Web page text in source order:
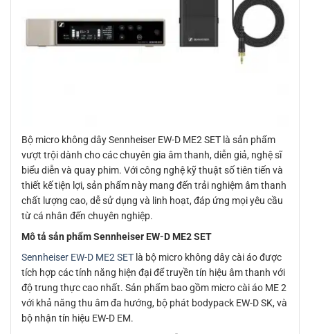
Bộ micro không dây Sennheiser EW-D ME2 SET là sản phẩm
vượt trội dành cho các chuyên gia âm thanh, diễn giả, nghệ sĩ
biểu diễn và quay phim. Với công nghệ kỹ thuật số tiên tiến và
thiết kế tiện lợi, sản phẩm này mang đến trải nghiệm âm thanh
chất lượng cao, dễ sử dụng và linh hoạt, đáp ứng mọi yêu cầu
từ cá nhân đến chuyên nghiệp.
Mô tả sản phẩm Sennheiser EW-D ME2 SET
Sennheiser EW-D ME2 SET là bộ micro không dây cài áo được
tích hợp các tính năng hiện đại để truyền tín hiệu âm thanh với
độ trung thực cao nhất. Sản phẩm bao gồm micro cài áo ME 2
với khả năng thu âm đa hướng, bộ phát bodypack EW-D SK, và
bộ nhận tín hiệu EW-D EM.